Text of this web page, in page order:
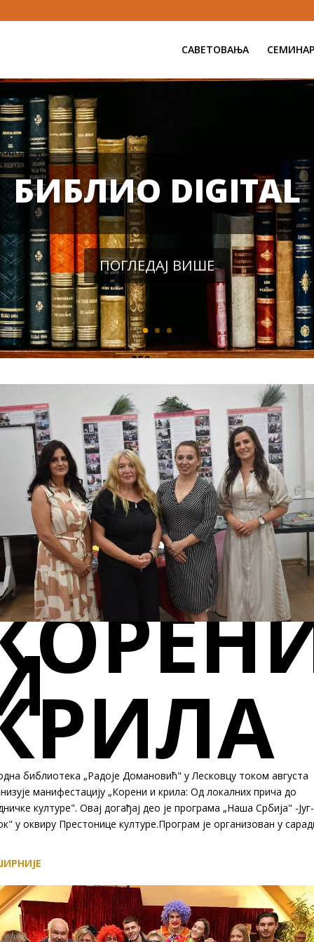
САВЕТОВАЊА
БИБЛИО DIGITAL
ПОГЛЕДАЈ ВИШЕ
библиотека „Радоје Домановић" у Лесковцу током августа
манифестацију „Корени и крила: Од локалних прича до
културе". Овај догађај део је програма „Наша Србијa" -Југ-
у оквиру Престонице културе.Програм је организован у